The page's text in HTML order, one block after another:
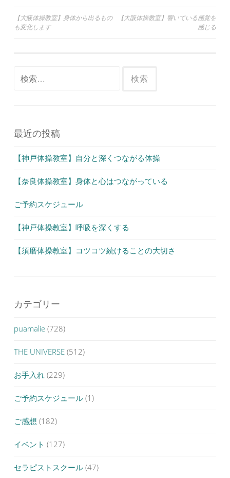
投
ゲ
ョ
【大阪体操教室】身体から出るもの
も変化します
【大阪体操教室】響いている感覚を
感じる
最近の投稿
【神戸体操教室】自分と深くつながる体操
【奈良体操教室】身体と心はつながっている
ご予約スケジュール
【神戸体操教室】呼吸を深くする
【須磨体操教室】コツコツ続けることの大切さ
カテゴリー
puamalie (728)
THE UNIVERSE (512)
お手入れ (229)
ご予約スケジュール (1)
ご感想 (182)
イベント (127)
セラピストスクール (47)